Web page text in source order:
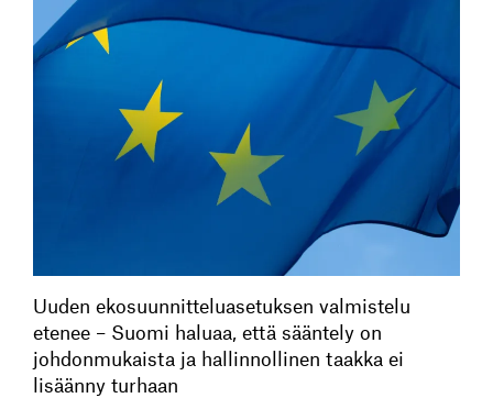
Uuden ekosuunnitteluasetuksen valmistelu
etenee – Suomi haluaa, että sääntely on
johdonmukaista ja hallinnollinen taakka ei
lisäänny turhaan